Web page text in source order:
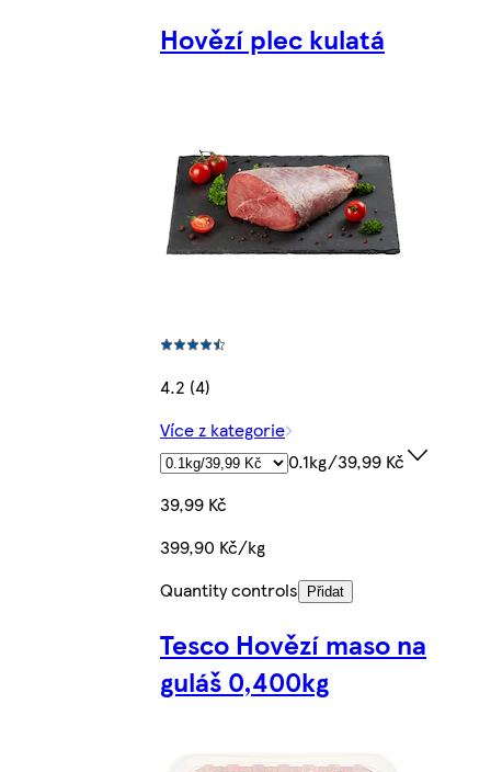
Hovězí plec kulatá
4.2 (4)
Více z kategorie
0.1kg/39,99 Kč
39,99 Kč
399,90 Kč/kg
Quantity controls
Přidat
Tesco Hovězí maso na
guláš 0,400kg